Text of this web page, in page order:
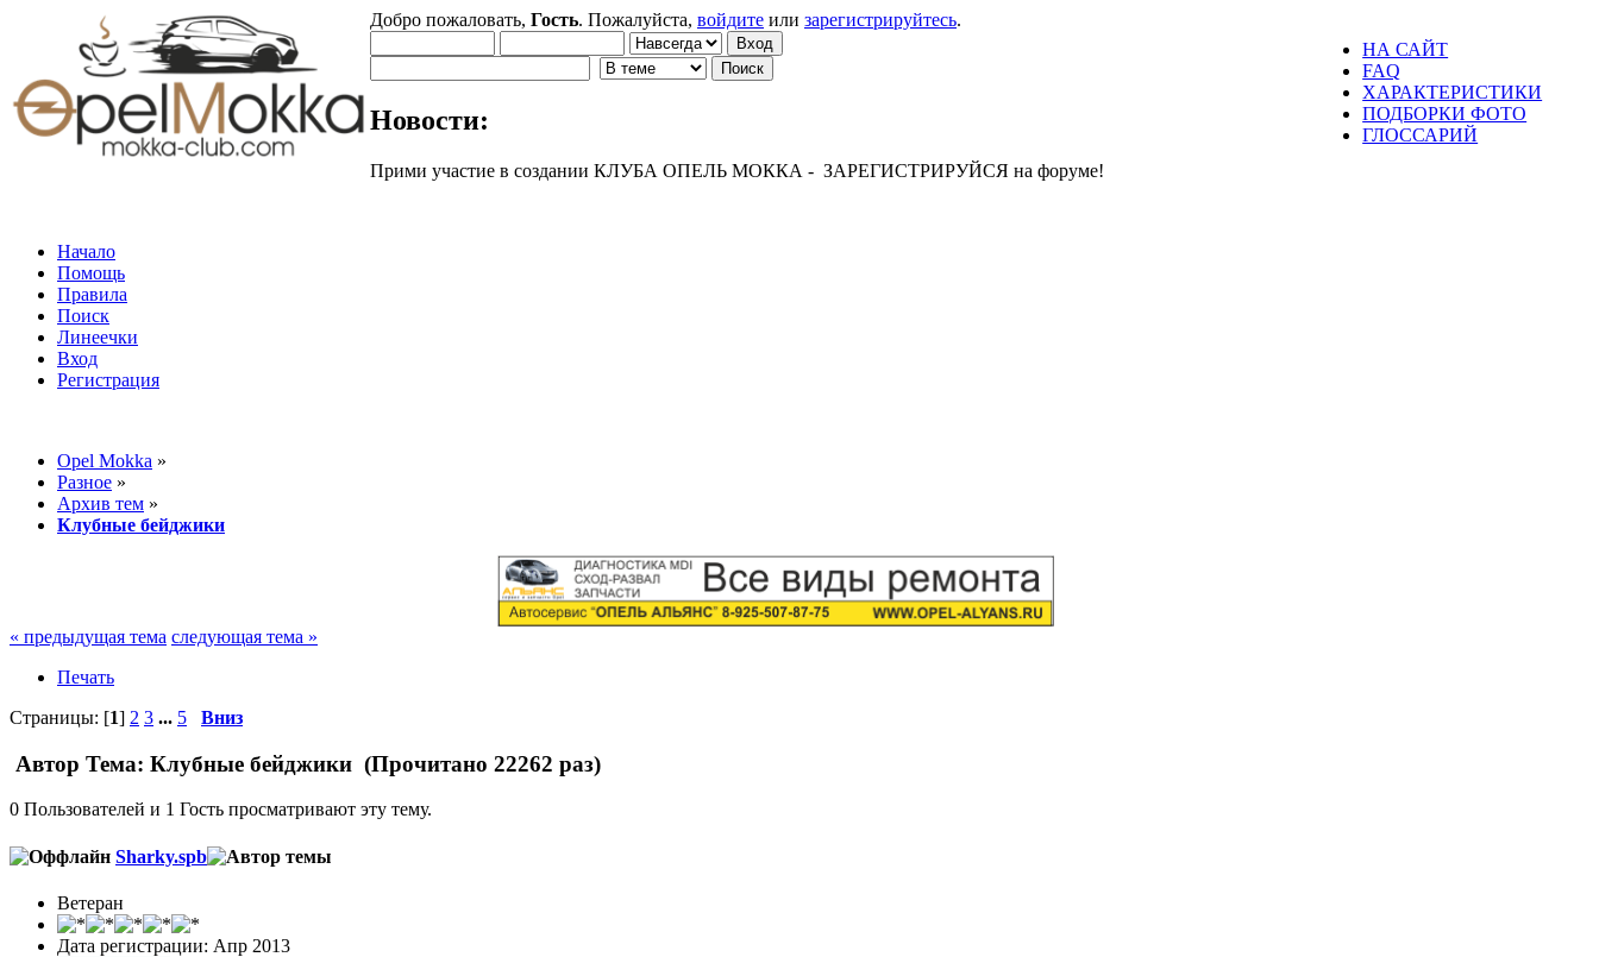
НА САЙТ
FAQ
ХАРАКТЕРИСТИКИ
ПОДБОРКИ ФОТО
ГЛОССАРИЙ
Добро пожаловать, Гость. Пожалуйста, войдите или зарегистрируйтесь.
Новости:
Прими участие в создании КЛУБА ОПЕЛЬ МОККА - ЗАРЕГИСТРИРУЙСЯ на форуме!
Начало
Помощь
Правила
Поиск
Линеечки
Вход
Регистрация
Opel Mokka »
Разное »
Архив тем »
Клубные бейджики
« предыдущая тема следующая тема »
Печать
Страницы: [1] 2 3 ... 5 Вниз
Автор Тема: Клубные бейджики (Прочитано 22262 раз)
0 Пользователей и 1 Гость просматривают эту тему.
Sharky.spb
Ветеран
Дата регистрации: Апр 2013